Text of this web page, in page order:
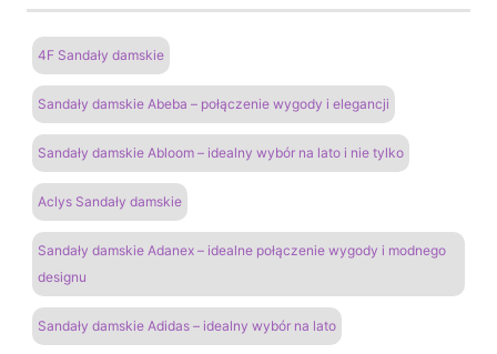
4F Sandały damskie
Sandały damskie Abeba – połączenie wygody i elegancji
Sandały damskie Abloom – idealny wybór na lato i nie tylko
Aclys Sandały damskie
Sandały damskie Adanex – idealne połączenie wygody i modnego
designu
Sandały damskie Adidas – idealny wybór na lato